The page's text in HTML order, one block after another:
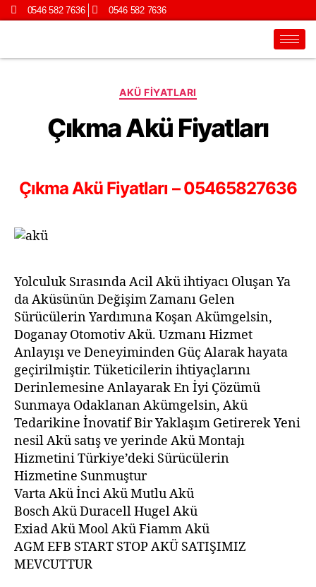
0546 582 7636 0546 582 7636
AKÜ FIYATLARI
Çıkma Akü Fiyatları
Çıkma Akü Fiyatları – 05465827636
Yolculuk Sırasında Acil Akü ihtiyacı Oluşan Ya
da Aküsünün Değişim Zamanı Gelen
Sürücülerin Yardımına Koşan Akümgelsin,
Doganay Otomotiv Akü. Uzmanı Hizmet
Anlayışı ve Deneyiminden Güç Alarak hayata
geçirilmiştir. Tüketicilerin ihtiyaçlarını
Derinlemesine Anlayarak En İyi Çözümü
Sunmaya Odaklanan Akümgelsin, Akü
Tedarikine İnovatif Bir Yaklaşım Getirerek Yeni
nesil Akü satış ve yerinde Akü Montajı
Hizmetini Türkiye’deki Sürücülerin
Hizmetine Sunmuştur
Varta Akü İnci Akü Mutlu Akü
Bosch Akü Duracell Hugel Akü
Exiad Akü Mool Akü Fiamm Akü
AGM EFB START STOP AKÜ SATIŞIMIZ
MEVCUTTUR